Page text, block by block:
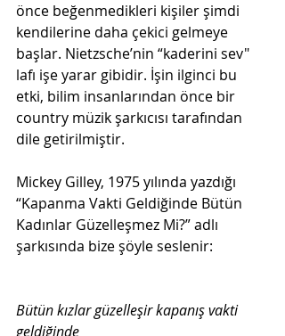
önce beğenmedikleri kişiler şimdi
kendilerine daha çekici gelmeye
başlar. Nietzsche’nin “kaderini sev"
lafı işe yarar gibidir. İşin ilginci bu
etki, bilim insanlarından önce bir
country müzik şarkıcısı tarafından
dile getirilmiştir.
Mickey Gilley, 1975 yılında yazdığı
“Kapanma Vakti Geldiğinde Bütün
Kadınlar Güzelleşmez Mi?” adlı
şarkısında bize şöyle seslenir:
Bütün kızlar güzelleşir kapanış vakti
geldiğinde